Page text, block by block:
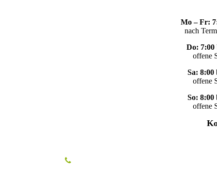
Mo – Fr:
nach
Do: 7:00
offene
Sa: 8:00
offene
So: 8:00
offene